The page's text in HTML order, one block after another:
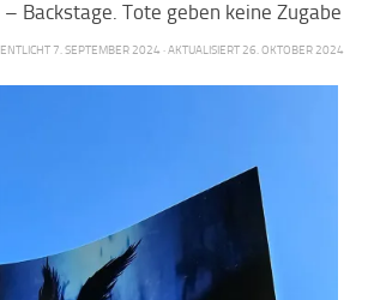
Backstage. Tote geben keine Zugabe
7. SEPTEMBER 2024 · AKTUALISIERT26. OKTOBER 2024